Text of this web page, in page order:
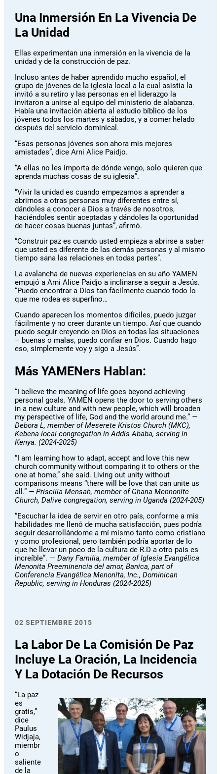
Una Inmersión En La Vivencia De
La Unidad
Ellas experimentan una inmersión en la vivencia de la
unidad y de la construcción de paz.
Incluso antes de haber aprendido mucho español, el
grupo de jóvenes de la iglesia local a la cual asistía la
invitó a su retiro y las personas en el liderazgo la
invitaron a unirse al equipo del ministerio de alabanza.
Había una invitación abierta al estudio bíblico de los
jóvenes todos los martes y sábados, y a comer helado
después del servicio dominical.
“Esas personas jóvenes son ahora mis mejores
amistades”, dice Arni Alice Paidjo.
“A ellas no les importa de dónde vengo, solo quieren que
aprenda muchas cosas de su iglesia”.
“Vivir la unidad es cuando empezamos a aprender a
abrirnos a otras personas muy diferentes entre sí,
dándoles a conocer a Dios a través de nosotros,
haciéndoles sentir aceptadas y dándoles la oportunidad
de hacer cosas buenas juntas”, afirmó.
“Construir paz es cuando usted empieza a abrirse a saber
que usted es diferente de las demás personas y al mismo
tiempo sana las relaciones en todas partes”.
La avalancha de nuevas experiencias en su año YAMEN
empujó a Arni Alice Paidjo a inclinarse a seguir a Jesús.
“Puedo encontrar a Dios tan fácilmente cuando todo lo
que me rodea es superfino…
Cuando aparecen los momentos difíciles, puedo juzgar
fácilmente y no creer durante un tiempo. Así que cuando
puedo seguir creyendo en Dios en todas las situaciones
– buenas o malas, puedo confiar en Dios. Cuando hago
eso, simplemente voy y sigo a Jesús”.
Más YAMENers Hablan:
“I believe the meaning of life goes beyond achieving
personal goals. YAMEN opens the door to serving others
in a new culture and with new people, which will broaden
my perspective of life, God and the world around me.” —
Debora L, member of Meserete Kristos Church (MKC),
Kebena local congregation in Addis Ababa, serving in
Kenya. (2024-2025)
“I am learning how to adapt, accept and love this new
church community without comparing it to others or the
one at home,” she said. Living out unity without
comparisons means “there will be love that can unite us
all.” — Priscilla Mensah, member of Ghana Mennonite
Church, Dalive congregation, serving in Uganda (2024-205)
“Escuchar la idea de servir en otro país, conforme a mis
habilidades me llenó de mucha satisfacción, pues podría
seguir desarrollándome a mí mismo tanto como cristiano
y como profesional, pero también podría aportar de lo
que he llevar un poco de la cultura de R.D a otro país es
increíble”. —Dany Familia, member of Iglesia Evangélica
Menonita Preeminencia del amor, Banica, part of
Conferencia Evangélica Menonita, Inc., Dominican
Republic, serving in Honduras (2024-2025)
02 SEPTIEMBRE 2015
La Labor De La Comisión De Paz
Incluye La Oración, La Incidencia
Y La Dotación De Recursos
“La paz
es
gratis,”
dice
Paulus
Widjaja,
miembr
o
saliente
de la